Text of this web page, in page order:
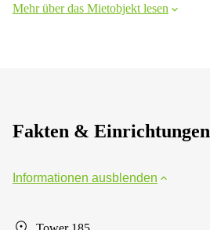
Mehr über das Mietobjekt lesen
Fakten & Einrichtungen
Informationen ausblenden